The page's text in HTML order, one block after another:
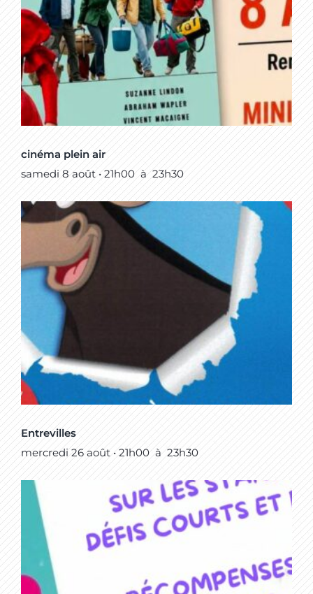
cinéma plein air
samedi 8 août • 21h00 à 23h30
Entrevilles
mercredi 26 août • 21h00 à 23h30